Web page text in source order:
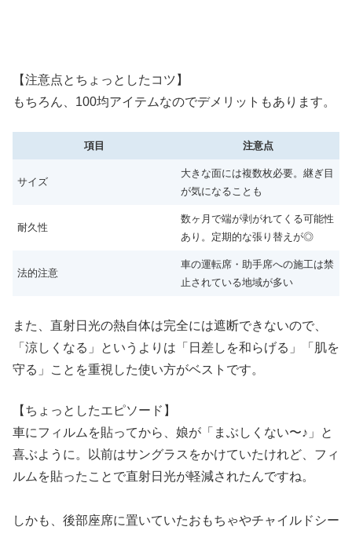
【注意点とちょっとしたコツ】
もちろん、100均アイテムなのでデメリットもあります。
項目 注意点
サイズ
大きな面には複数枚必要。継ぎ目
が気になることも
耐久性
数ヶ月で端が剥がれてくる可能性
あり。定期的な張り替えが◎
法的注意
車の運転席・助手席への施工は禁
止されている地域が多い
また、直射日光の熱自体は完全には遮断できないので、
「涼しくなる」というよりは「日差しを和らげる」「肌を
守る」ことを重視した使い方がベストです。
【ちょっとしたエピソード】
車にフィルムを貼ってから、娘が「まぶしくない〜♪」と
喜ぶように。以前はサングラスをかけていたけれど、フィ
ルムを貼ったことで直射日光が軽減されたんですね。
しかも、後部座席に置いていたおもちゃやチャイルドシー